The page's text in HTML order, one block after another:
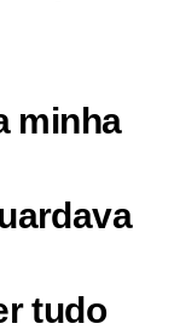
minha
tudo